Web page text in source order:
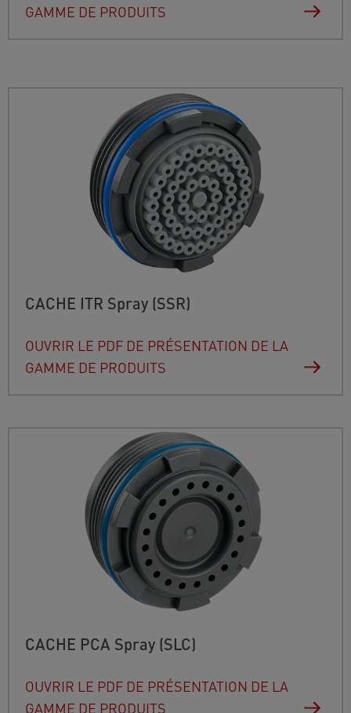
GAMME DE PRODUITS
CACHE ITR Spray (SSR)
OUVRIR LE PDF DE PRÉSENTATION DE LA
GAMME DE PRODUITS
CACHE PCA Spray (SLC)
OUVRIR LE PDF DE PRÉSENTATION DE LA
GAMME DE PRODUITS